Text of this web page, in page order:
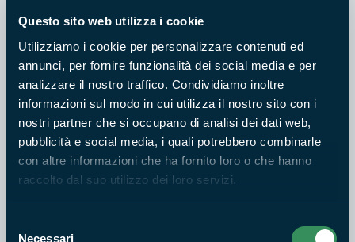
Questo sito web utilizza i cookie
Utilizziamo i cookie per personalizzare contenuti ed
annunci, per fornire funzionalità dei social media e per
analizzare il nostro traffico. Condividiamo inoltre
informazioni sul modo in cui utilizza il nostro sito con i
nostri partner che si occupano di analisi dei dati web,
pubblicità e social media, i quali potrebbero combinarle
con altre informazioni che ha fornito loro o che hanno
raccolto dal suo utilizzo dei loro servizi.
Necessari
Monte Ortara e Monte La Monna
Monte Passeggio e Pizzo Deta (versante Sud)
Castagneti di Fiuggi
Grotta dell'Arco - Bellegra
Valle dell'Inferno
Versante meridionale del Monte Scalambra